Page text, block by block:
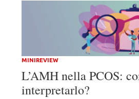
MINIREVIEW
L’AMH nella PCOS:
interpretarlo?